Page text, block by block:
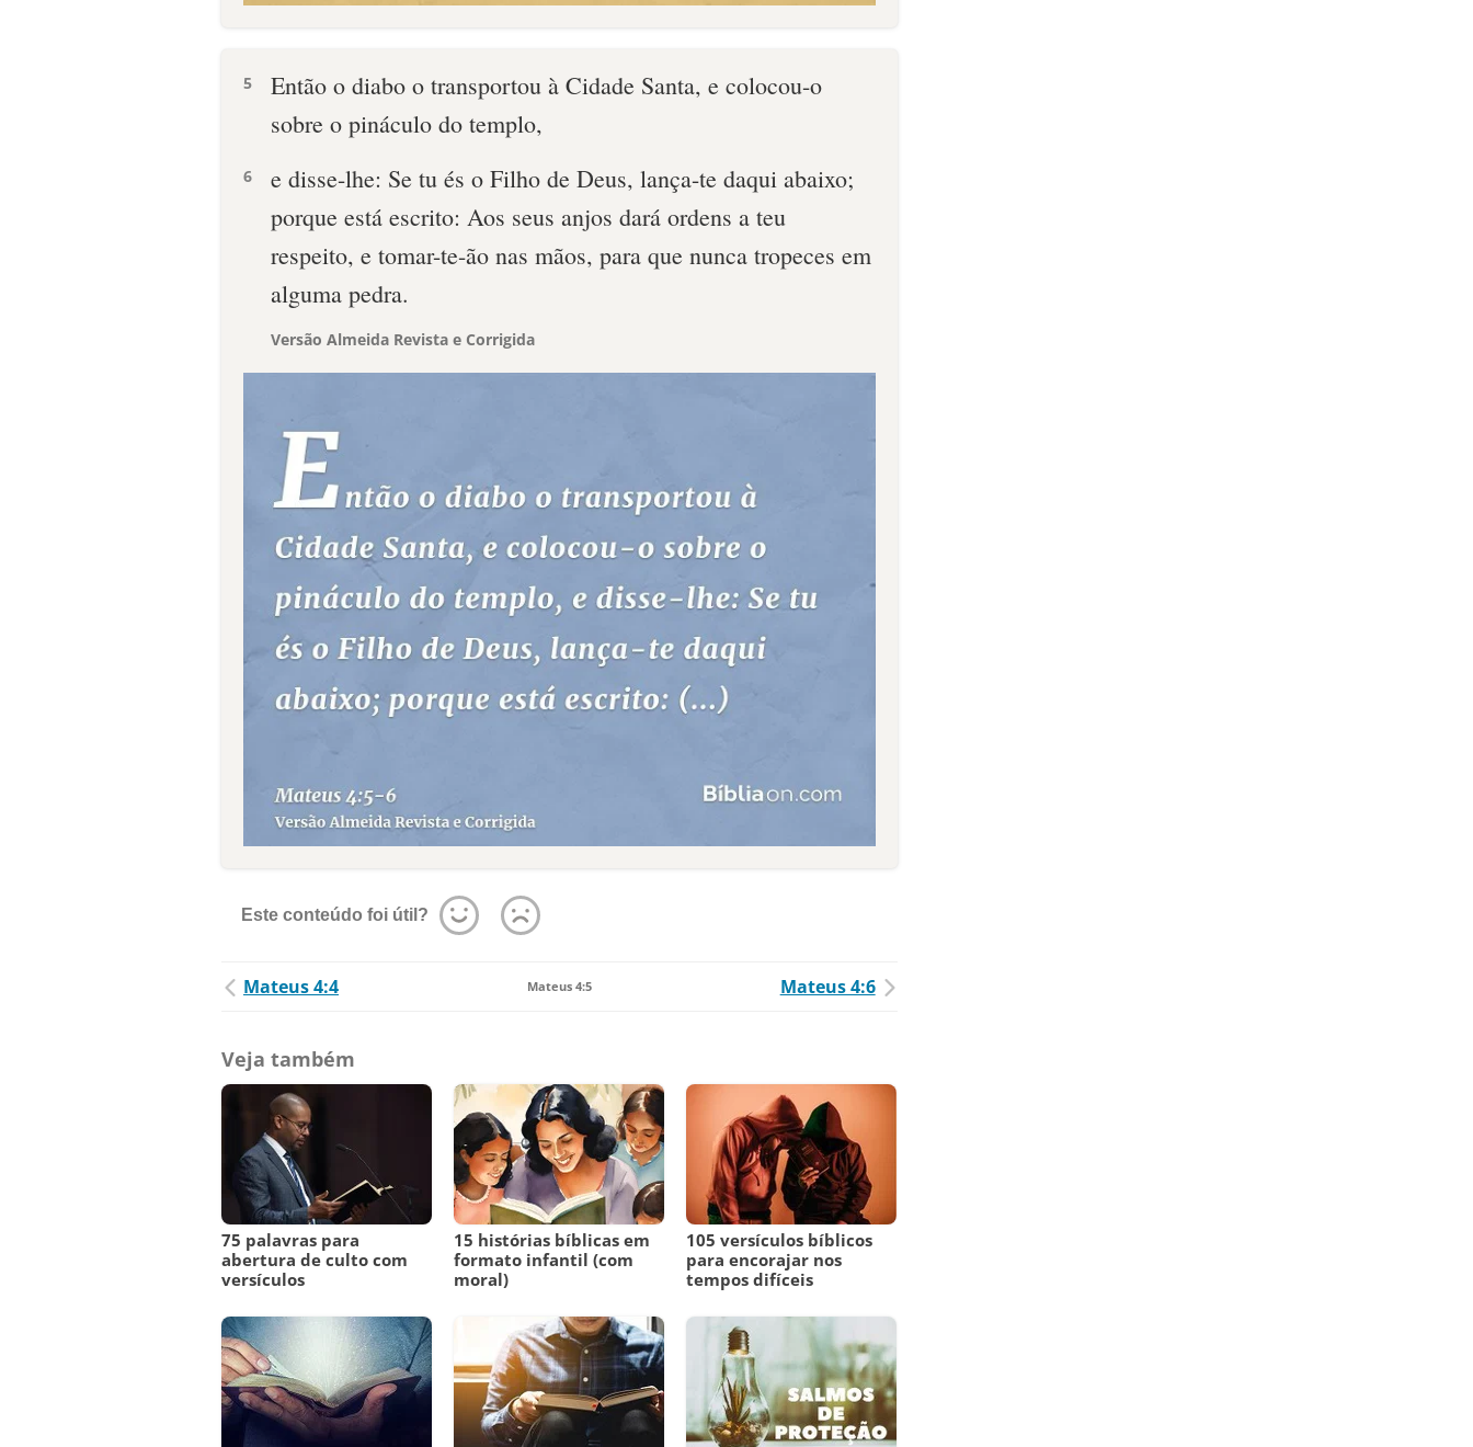
5
Então o diabo o transportou à Cidade Santa, e colocou-o
sobre o pináculo do templo,
6
e disse-lhe: Se tu és o Filho de Deus, lança-te daqui abaixo;
porque está escrito: Aos seus anjos dará ordens a teu
respeito, e tomar-te-ão nas mãos, para que nunca tropeces em
alguma pedra.
Versão Almeida Revista e Corrigida
Este conteúdo foi útil?
Mateus 4:4 Mateus 4:5 Mateus 4:6
Veja também
75 palavras para
abertura de culto com
versículos
15 histórias bíblicas em
formato infantil (com
moral)
105 versículos bíblicos
para encorajar nos
tempos difíceis